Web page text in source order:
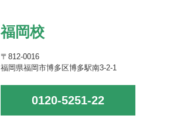
福岡校
〒812-0016
福岡県福岡市博多区博多駅南3-2-1
0120-5251-22